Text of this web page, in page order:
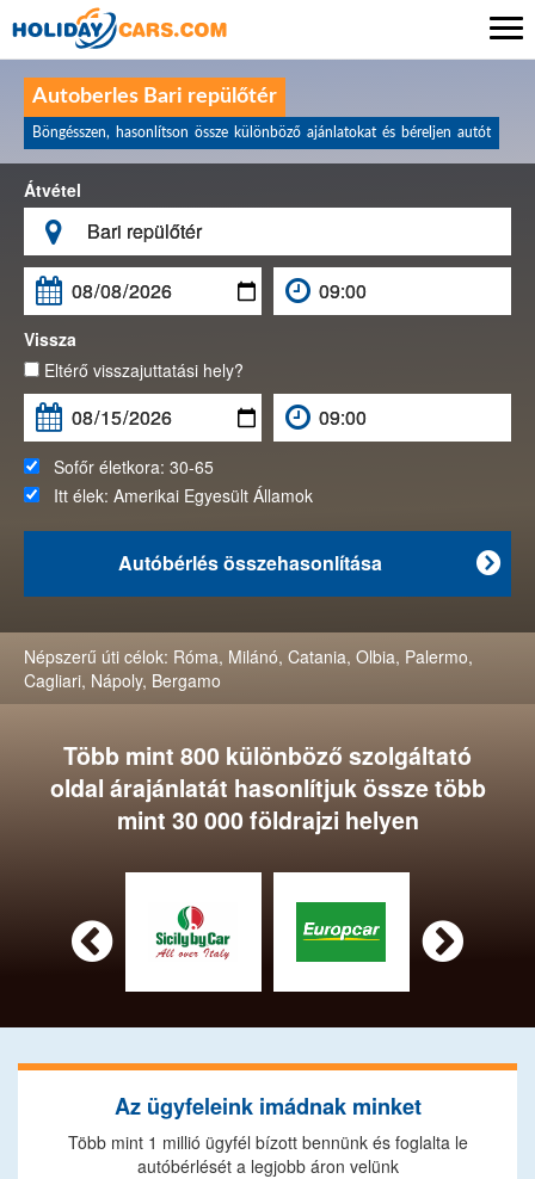
Autoberles Bari repülőtér
Böngésszen, hasonlítson össze különböző ajánlatokat és béreljen autót
Átvétel


Vissza
Eltérő visszajuttatási hely?
Sofőr életkora: 30-65
Itt élek: Amerikai Egyesült Államok

Autóbérlés összehasonlítása
Népszerű úti célok: Róma, Milánó, Catania, Olbia, Palermo,
Cagliari, Nápoly, Bergamo
Több mint 800 különböző szolgáltató
oldal árajánlatát hasonlítjuk össze több
mint 30 000 földrajzi helyen
 
Az ügyfeleink imádnak minket
Több mint 1 millió ügyfél bízott bennünk és foglalta le
autóbérlését a legjobb áron velünk